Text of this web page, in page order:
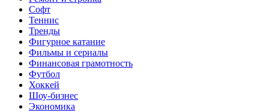
Софт
Теннис
Тренды
Фигурное катание
Фильмы и сериалы
Финансовая грамотность
Футбол
Хоккей
Шоу-бизнес
Экономика